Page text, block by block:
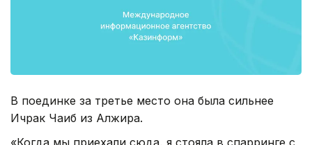
В поединке за третье место она была сильнее
Ичрак Чаиб из Алжира.
«Когда мы приехали сюда, я стояла в спарринге с